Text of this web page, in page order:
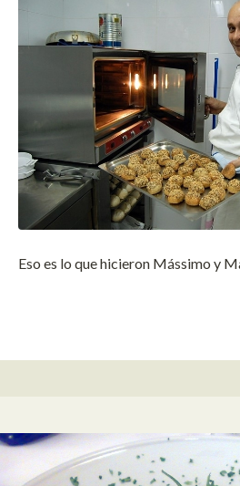
Eso es lo que hicieron Mássimo y